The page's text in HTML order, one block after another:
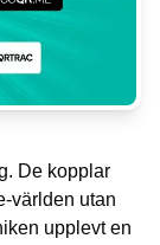
De kopplar
världen utan
upplevt en